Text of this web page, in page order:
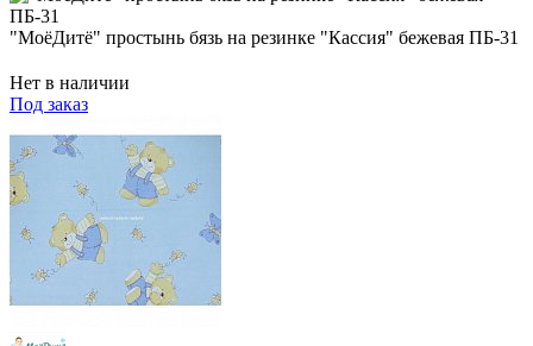
"МоёДитё" простынь бязь на резинке "Кассия" бежевая ПБ-31
Нет в наличии
Под заказ